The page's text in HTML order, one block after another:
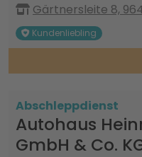
Gärtnersleite 8,
Kundenliebling
Abschleppdienst
Autohaus
GmbH & Co.